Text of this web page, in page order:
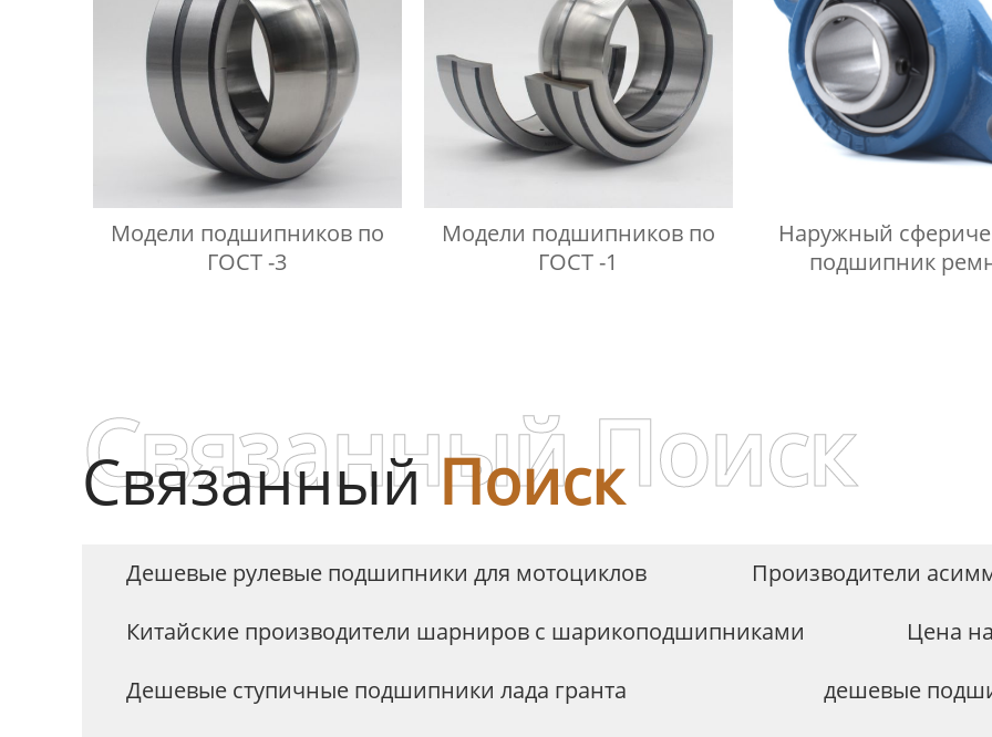
Модели подшипников по
ГОСТ -3
Модели подшипников по
ГОСТ -1
Наружный
подшипник
СвязанныйПоиск
Связанный Поиск
Дешевые рулевые подшипники для мотоциклов
Производители
Китайские производители шарниров с шарикоподшипниками
Цена
Дешевые ступичные подшипники лада гранта
дешевые